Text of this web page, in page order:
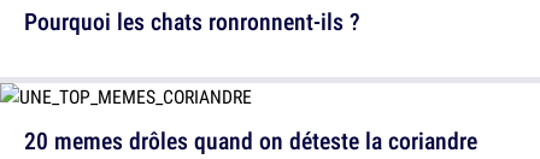
Pourquoi les chats ronronnent-ils ?
20 memes drôles quand on déteste la coriandre